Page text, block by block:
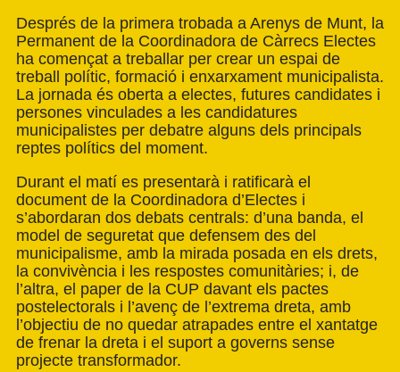
Després de la primera trobada a Arenys de Munt, la
Permanent de la Coordinadora de Càrrecs Electes
ha començat a treballar per crear un espai de
treball polític, formació i enxarxament municipalista.
La jornada és oberta a electes, futures candidates i
persones vinculades a les candidatures
municipalistes per debatre alguns dels principals
reptes polítics del moment.
Durant el matí es presentarà i ratificarà el
document de la Coordinadora d’Electes i
s’abordaran dos debats centrals: d’una banda, el
model de seguretat que defensem des del
municipalisme, amb la mirada posada en els drets,
la convivència i les respostes comunitàries; i, de
l’altra, el paper de la CUP davant els pactes
postelectorals i l’avenç de l’extrema dreta, amb
l’objectiu de no quedar atrapades entre el xantatge
de frenar la dreta i el suport a governs sense
projecte transformador.